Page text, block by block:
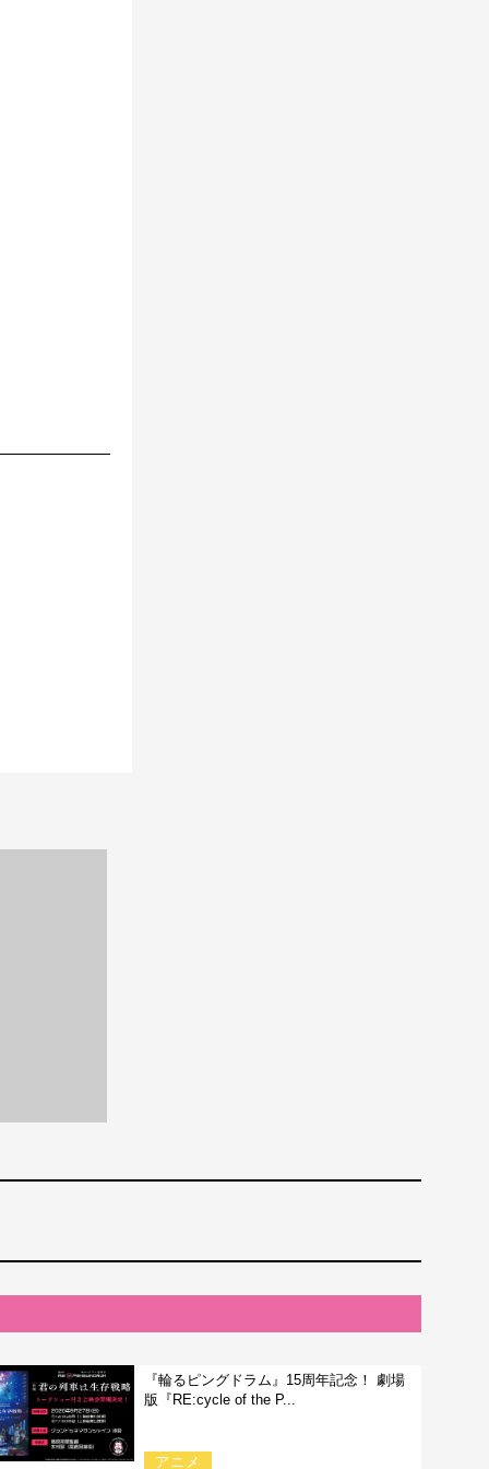
『輪るピングドラム』15周年記念！ 劇場
版『RE:cycle of the P...
アニメ